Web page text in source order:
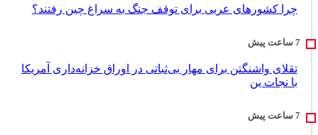
چرا کشورهای عربی برای توقف جنگ به سراغ چین رفتند؟
تقلای واشنگتن برای مهار بی‌ثباتی در اوراق خزانه‌داری آمریکا
با نجات ین